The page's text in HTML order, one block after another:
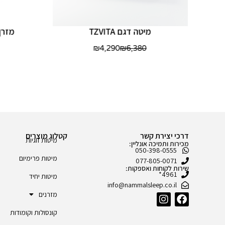
מיטה דגם TZVITA
₪6,380
₪4,290
דרכי יצירת קשר
מכירות ותמיכה אונליין:
050-398-0555
077-805-0071
שירות לקוחות ואספקות:
4961*
info@nammalsleep.co.il
קטלוג מוצרים
מיטות זוגיות
מיטות פרימיום
מיטות יחיד
מזרנים
קונסולות וקומודות